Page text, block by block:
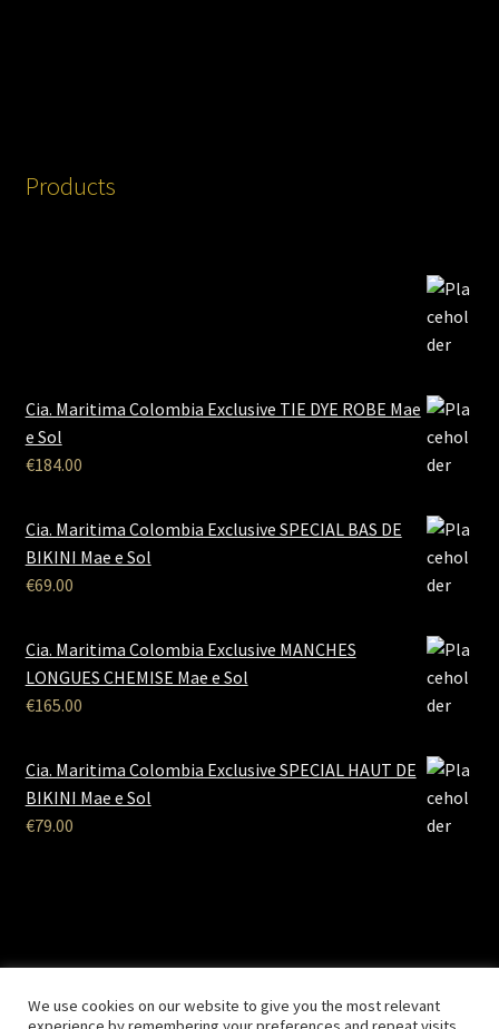
Products
Cia. Maritima Colombia Exclusive TIE DYE ROBE Mae
e Sol
€184.00
Cia. Maritima Colombia Exclusive SPECIAL BAS DE
BIKINI Mae e Sol
€69.00
Cia. Maritima Colombia Exclusive MANCHES
LONGUES CHEMISE Mae e Sol
€165.00
Cia. Maritima Colombia Exclusive SPECIAL HAUT DE
BIKINI Mae e Sol
€79.00
Réalisé parSolemarweb.com
We use cookies on our website to give you the most relevant